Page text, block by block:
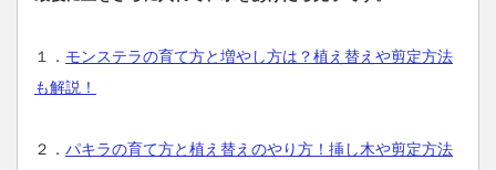
１． モンステラの育て方と増やし方は？植え替えや剪定方法
も解説！
２． パキラの育て方と植え替えのやり方！挿し木や剪定方法